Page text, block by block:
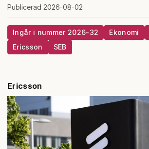
Publicerad 2026-08-02
Ingår i nummer 2026-32 Ekonomi
Ericsson
SEB
Ericsson